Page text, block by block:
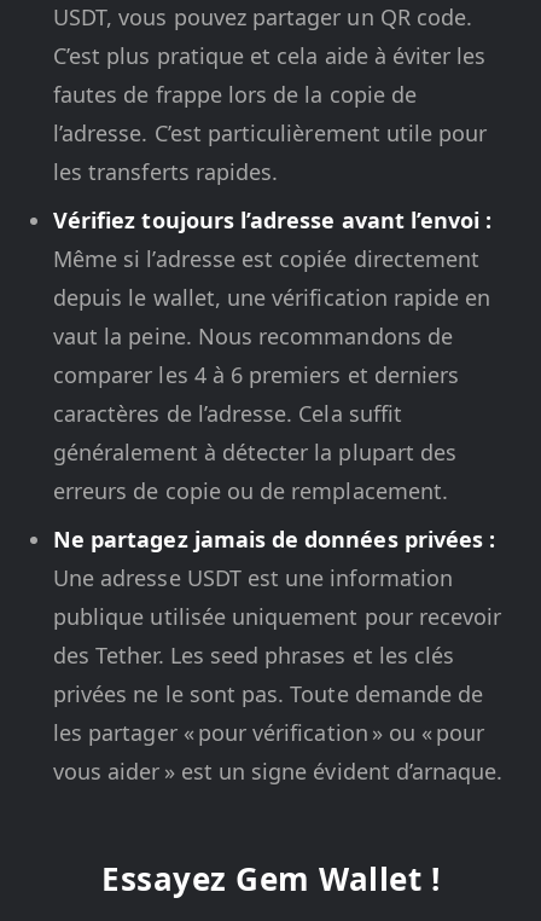
USDT, vous pouvez partager un QR code.
C’est plus pratique et cela aide à éviter les
fautes de frappe lors de la copie de
l’adresse. C’est particulièrement utile pour
les transferts rapides.
Vérifiez toujours l’adresse avant l’envoi :
Même si l’adresse est copiée directement
depuis le wallet, une vérification rapide en
vaut la peine. Nous recommandons de
comparer les 4 à 6 premiers et derniers
caractères de l’adresse. Cela suffit
généralement à détecter la plupart des
erreurs de copie ou de remplacement.
Ne partagez jamais de données privées :
Une adresse USDT est une information
publique utilisée uniquement pour recevoir
des Tether. Les seed phrases et les clés
privées ne le sont pas. Toute demande de
les partager « pour vérification » ou « pour
vous aider » est un signe évident d’arnaque.
Essayez Gem Wallet !